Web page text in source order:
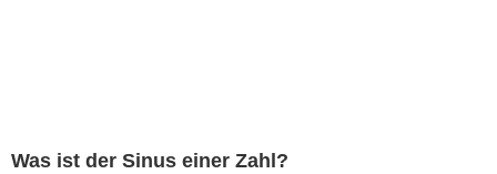
Was ist der Sinus einer Zahl?